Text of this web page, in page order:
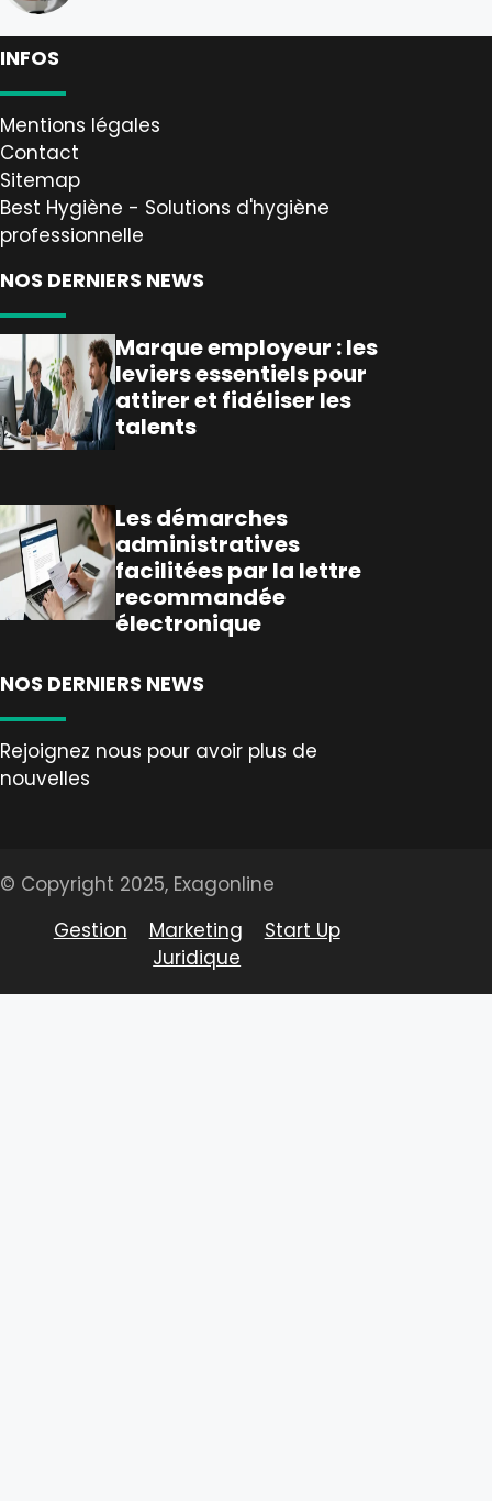
INFOS
Mentions légales
Contact
Sitemap
Best Hygiène - Solutions d'hygiène
professionnelle
NOS DERNIERS NEWS
Marque employeur : les
leviers essentiels pour
attirer et fidéliser les
talents
Les démarches
administratives
facilitées par la lettre
recommandée
électronique
NOS DERNIERS NEWS
Rejoignez nous pour avoir plus de
nouvelles
© Copyright 2025, Exagonline
Gestion
Marketing
Start Up
Juridique